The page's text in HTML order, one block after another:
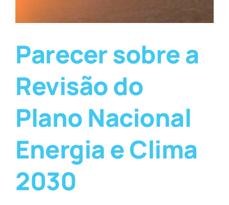
Parecer sobre a
Revisão do
Plano Nacional
Energia e Clima
2030